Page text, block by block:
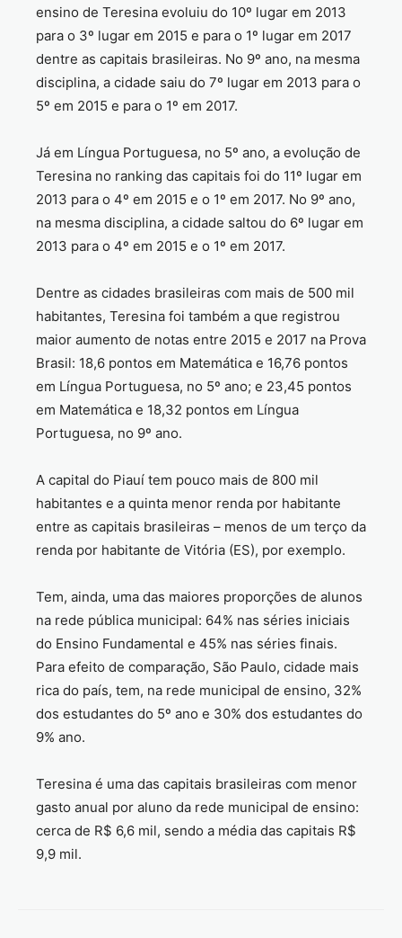
ensino de Teresina evoluiu do 10º lugar em 2013
para o 3º lugar em 2015 e para o 1º lugar em 2017
dentre as capitais brasileiras. No 9º ano, na mesma
disciplina, a cidade saiu do 7º lugar em 2013 para o
5º em 2015 e para o 1º em 2017.
Já em Língua Portuguesa, no 5º ano, a evolução de
Teresina no ranking das capitais foi do 11º lugar em
2013 para o 4º em 2015 e o 1º em 2017. No 9º ano,
na mesma disciplina, a cidade saltou do 6º lugar em
2013 para o 4º em 2015 e o 1º em 2017.
Dentre as cidades brasileiras com mais de 500 mil
habitantes, Teresina foi também a que registrou
maior aumento de notas entre 2015 e 2017 na Prova
Brasil: 18,6 pontos em Matemática e 16,76 pontos
em Língua Portuguesa, no 5º ano; e 23,45 pontos
em Matemática e 18,32 pontos em Língua
Portuguesa, no 9º ano.
A capital do Piauí tem pouco mais de 800 mil
habitantes e a quinta menor renda por habitante
entre as capitais brasileiras – menos de um terço da
renda por habitante de Vitória (ES), por exemplo.
Tem, ainda, uma das maiores proporções de alunos
na rede pública municipal: 64% nas séries iniciais
do Ensino Fundamental e 45% nas séries finais.
Para efeito de comparação, São Paulo, cidade mais
rica do país, tem, na rede municipal de ensino, 32%
dos estudantes do 5º ano e 30% dos estudantes do
9% ano.
Teresina é uma das capitais brasileiras com menor
gasto anual por aluno da rede municipal de ensino:
cerca de R$ 6,6 mil, sendo a média das capitais R$
9,9 mil.